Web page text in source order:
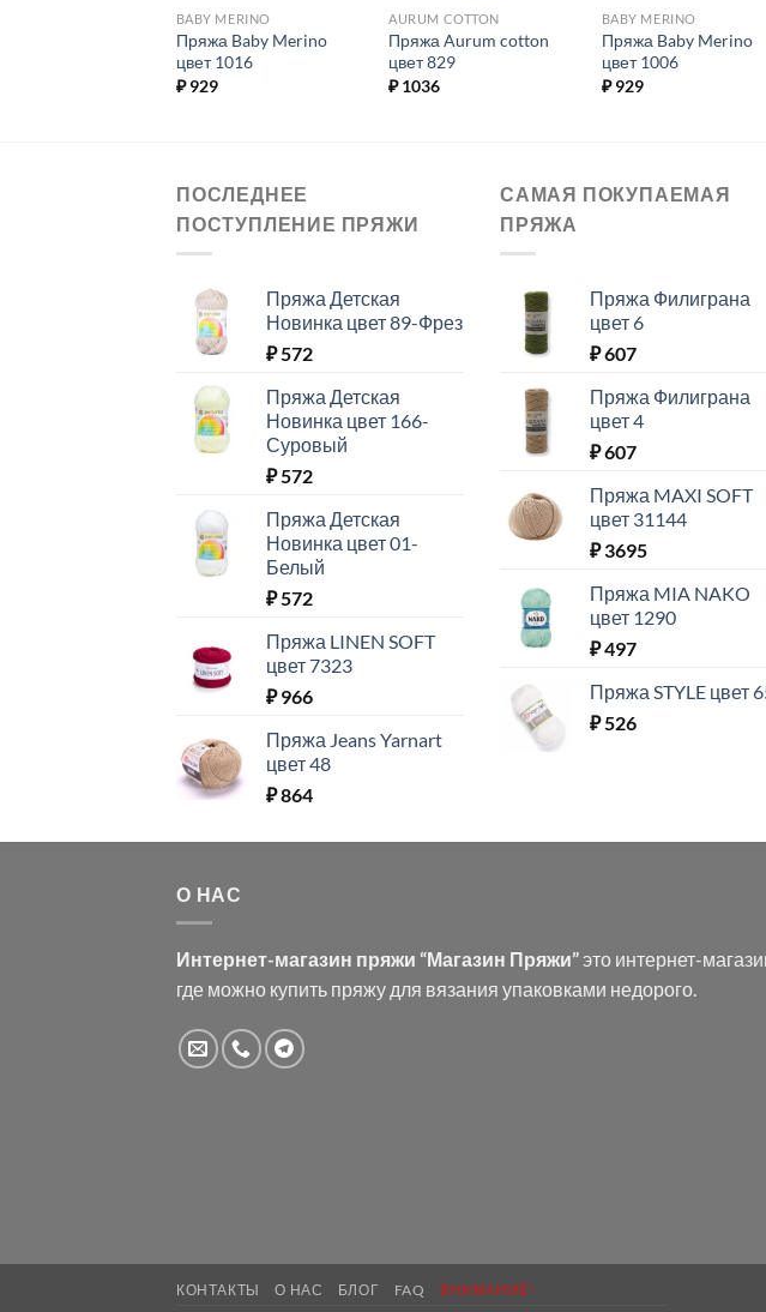
BABY MERINO
Пряжа Baby Merino
цвет 1016
₽929
AURUM COTTON
Пряжа Aurum cotton
цвет 829
₽1036
BABY MERINO
Пряжа Baby Merino
цвет 1006
₽929
ПОСЛЕДНЕЕ
ПОСТУПЛЕНИЕ ПРЯЖИ
Пряжа Детская
Новинка цвет 89-Фрез
₽572
Пряжа Детская
Новинка цвет 166-
Суровый
₽572
Пряжа Детская
Новинка цвет 01-
Белый
₽572
Пряжа LINEN SOFT
цвет 7323
₽966
Пряжа Jeans Yarnart
цвет 48
₽864
САМАЯ ПОКУПАЕМАЯ
ПРЯЖА
Пряжа Филиграна
цвет 6
₽607
Пряжа Филиграна
цвет 4
₽607
Пряжа MAXI SOFT
цвет 31144
₽3695
Пряжа MIA NAKO
цвет 1290
₽497
Пряжа STYLE цвет
₽526
О НАС
Интернет-магазин пряжи “Магазин Пряжи”это интернет-
где можно купить пряжу для вязания упаковками недорого.
КОНТАКТЫ О НАС БЛОГ FAQ ВНИМАНИЕ!